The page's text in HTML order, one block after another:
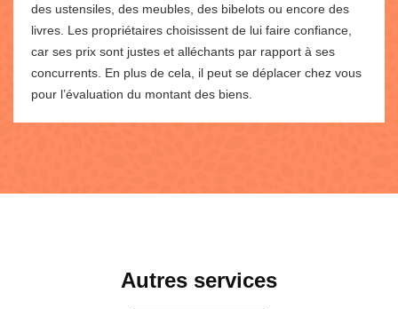
des ustensiles, des meubles, des bibelots ou encore des
livres. Les propriétaires choisissent de lui faire confiance,
car ses prix sont justes et alléchants par rapport à ses
concurrents. En plus de cela, il peut se déplacer chez vous
pour l’évaluation du montant des biens.
Autres services